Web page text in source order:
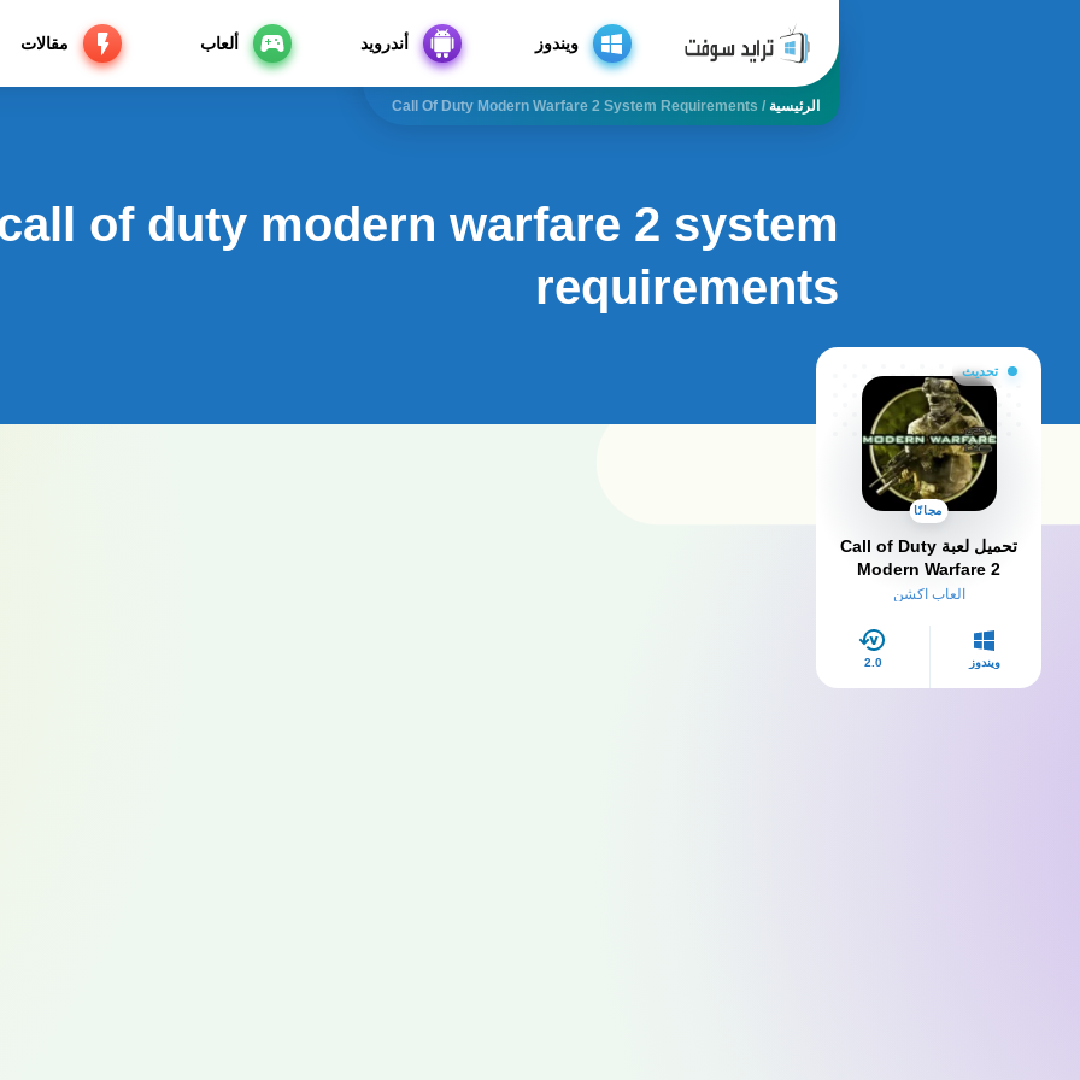
ويندوز أندرويد ألعاب مقالات
الرئيسية /
Call Of Duty Modern Warfare 2 System Requirements
of duty modern warfare 2 system
requirements
تحديث
مجانًا
تحميل لعبة Call of Duty
Modern Warfare 2
الاصلية للكمبيوتر
العاب اكشن
ويندوز 2.0